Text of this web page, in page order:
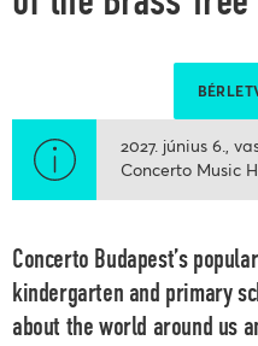
2027. június 6.
Concerto Music
Concerto Budapest’s
kindergarten and primary
about the world around us